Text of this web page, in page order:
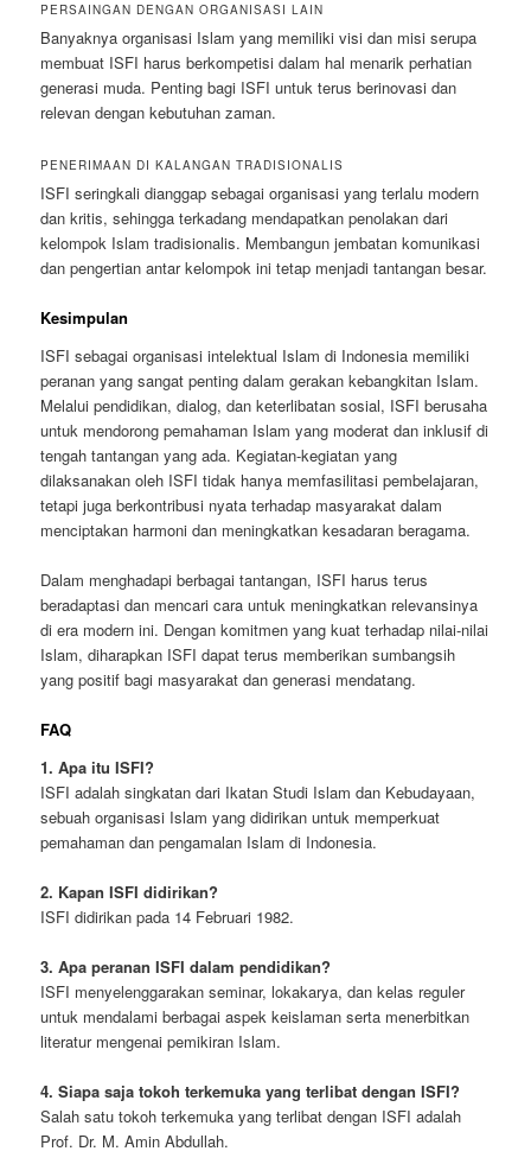
PERSAINGAN DENGAN ORGANISASI LAIN
Banyaknya organisasi Islam yang memiliki visi dan misi serupa
membuat ISFI harus berkompetisi dalam hal menarik perhatian
generasi muda. Penting bagi ISFI untuk terus berinovasi dan
relevan dengan kebutuhan zaman.
PENERIMAAN DI KALANGAN TRADISIONALIS
ISFI seringkali dianggap sebagai organisasi yang terlalu modern
dan kritis, sehingga terkadang mendapatkan penolakan dari
kelompok Islam tradisionalis. Membangun jembatan komunikasi
dan pengertian antar kelompok ini tetap menjadi tantangan besar.
Kesimpulan
ISFI sebagai organisasi intelektual Islam di Indonesia memiliki
peranan yang sangat penting dalam gerakan kebangkitan Islam.
Melalui pendidikan, dialog, dan keterlibatan sosial, ISFI berusaha
untuk mendorong pemahaman Islam yang moderat dan inklusif di
tengah tantangan yang ada. Kegiatan-kegiatan yang
dilaksanakan oleh ISFI tidak hanya memfasilitasi pembelajaran,
tetapi juga berkontribusi nyata terhadap masyarakat dalam
menciptakan harmoni dan meningkatkan kesadaran beragama.
Dalam menghadapi berbagai tantangan, ISFI harus terus
beradaptasi dan mencari cara untuk meningkatkan relevansinya
di era modern ini. Dengan komitmen yang kuat terhadap nilai-nilai
Islam, diharapkan ISFI dapat terus memberikan sumbangsih
yang positif bagi masyarakat dan generasi mendatang.
FAQ
1. Apa itu ISFI?
ISFI adalah singkatan dari Ikatan Studi Islam dan Kebudayaan,
sebuah organisasi Islam yang didirikan untuk memperkuat
pemahaman dan pengamalan Islam di Indonesia.
2. Kapan ISFI didirikan?
ISFI didirikan pada 14 Februari 1982.
3. Apa peranan ISFI dalam pendidikan?
ISFI menyelenggarakan seminar, lokakarya, dan kelas reguler
untuk mendalami berbagai aspek keislaman serta menerbitkan
literatur mengenai pemikiran Islam.
4. Siapa saja tokoh terkemuka yang terlibat dengan ISFI?
Salah satu tokoh terkemuka yang terlibat dengan ISFI adalah
Prof. Dr. M. Amin Abdullah.